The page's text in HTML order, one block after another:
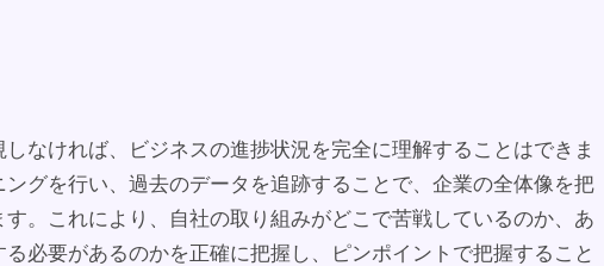
なければ、ビジネスの進捗状況を完全に理解することはできま
グを行い、過去のデータを追跡することで、企業の全体像を把
。これにより、自社の取り組みがどこで苦戦しているのか、あ
る必要があるのかを正確に把握し、ピンポイントで把握すること